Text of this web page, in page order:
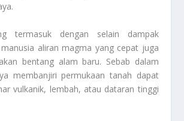
termasuk dengan selain dampak
aliran magma yang cepat juga
bentang alam baru. Sebab dalam
membanjiri permukaan tanah dapat
vulkanik, lembah, atau dataran tinggi